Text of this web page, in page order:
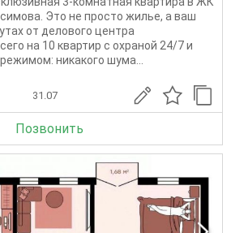
Это не просто жилье, а ваш
от делового центра
на 10 квартир с охраной 24/7 и
никакого шума...
31.07
Позвонить